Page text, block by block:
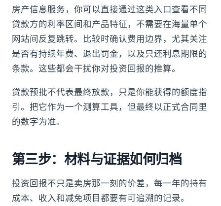
房产信息服务，你可以直接通过这类入口查看不同
贷款方的利率区间和产品特征，不需要在海量单个
网站间反复跳转。比较时确认费用边界，尤其关注
是否有持续年费、退出罚金，以及只还利息期限的
条款。这些都会干扰你对投资回报的推算。
贷款预批不代表最终放款，只是你能获得的额度指
引。把它作为一个测算工具，但最终以正式合同里
的数字为准。
第三步：材料与证据如何归档
投资回报不只是卖房那一刻的价差，每一年的持有
成本、收入和减免项目都要有可追溯的记录。